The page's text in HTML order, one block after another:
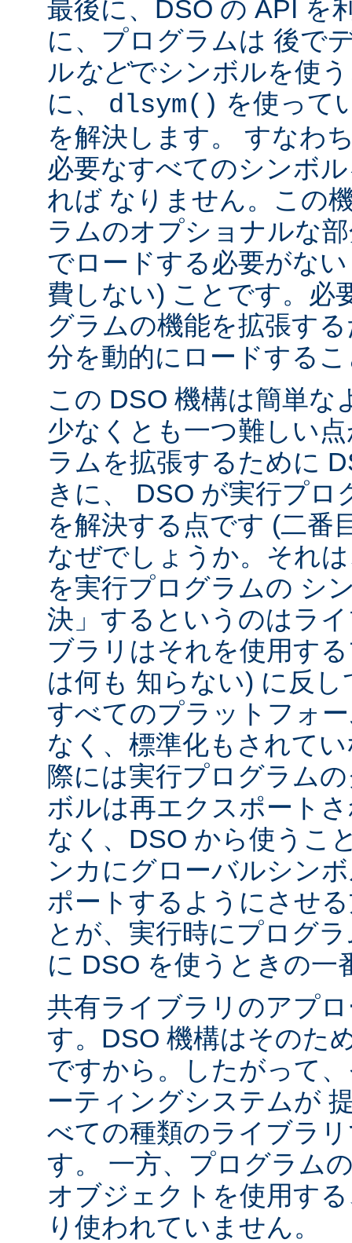
最後に、DSO の API を
に、プログラムは 後で
ルなどでシンボルを使
に、 dlsym() を使って
を解決します。 すなわ
必要なすべてのシンボ
れば なりません。この
ラムのオプショナルな
でロードする必要がな
費しない) ことです。必
グラムの機能を拡張す
分を動的にロードする
この DSO 機構は簡単な
少なくとも一つ難しい
ラムを拡張するために
きに、 DSO が実行プ
を解決する点です (二番
なぜでしょうか。それ
を実行プログラムの シ
決」するというのはラ
ブラリはそれを使用す
は何も 知らない) に反
すべてのプラットフォ
なく、標準化もされて
際には実行プログラム
ボルは再エクスポート
なく、DSO から使うこ
ンカにグローバルシン
ポートするようにさせ
とが、実行時にプログ
に DSO を使うときの一
共有ライブラリのアプ
す。DSO 機構はそのた
ですから。したがって
ーティングシステムが
べての種類のライブラ
す。 一方、プログラム
オブジェクトを使用す
り使われていません。